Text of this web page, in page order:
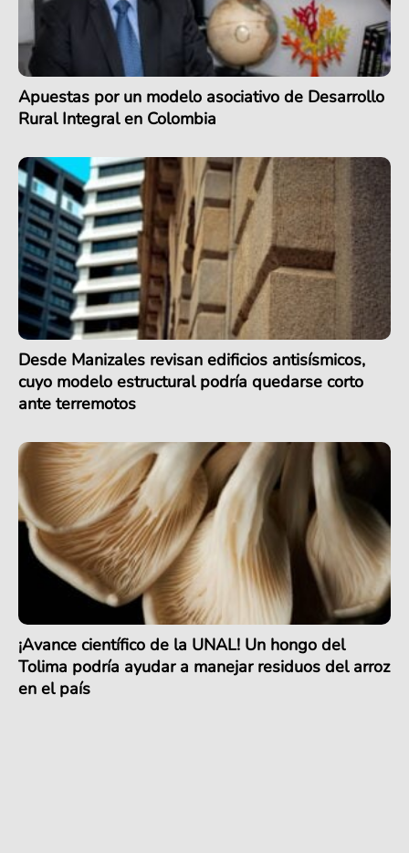
Apuestas por un modelo asociativo de Desarrollo
Rural Integral en Colombia
Desde Manizales revisan edificios antisísmicos,
cuyo modelo estructural podría quedarse corto
ante terremotos
¡Avance científico de la UNAL! Un hongo del
Tolima podría ayudar a manejar residuos del arroz
en el país